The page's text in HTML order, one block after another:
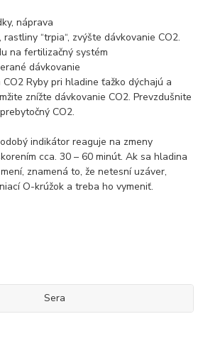
náprava
“trpia“, zvýšte dávkovanie CO2.
na fertilizačný systém
dávkovanie
Ryby pri hladine ťažko dýchajú a
znížte dávkovanie CO2. Prevzdušnite
CO2.
indikátor reaguje na zmeny
cca. 30 – 60 minút. Ak sa hladina
znamená to, že netesní uzáver,
O-krúžok a treba ho vymeniť.
Sera